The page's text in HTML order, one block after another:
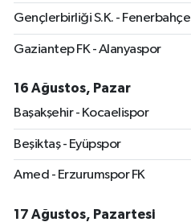
Gençlerbirliği S.K. - Fenerbahçe
Gaziantep FK - Alanyaspor
16 Ağustos, Pazar
Başakşehir - Kocaelispor
Beşiktaş - Eyüpspor
Amed - Erzurumspor FK
17 Ağustos, Pazartesi